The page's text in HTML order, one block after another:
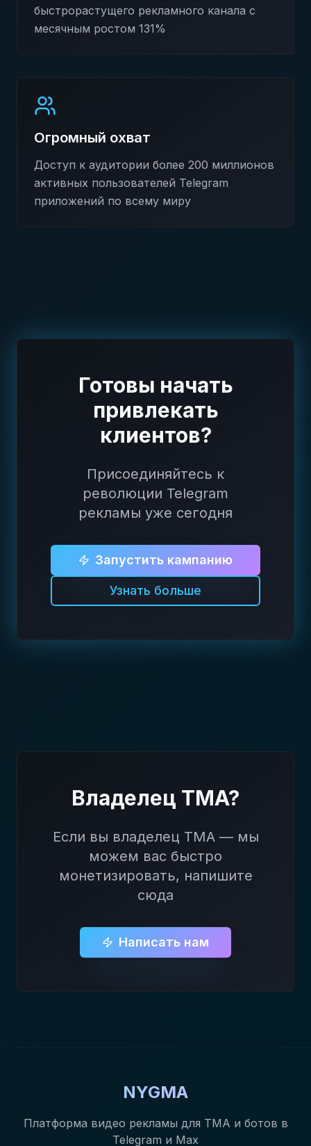
быстрорастущего рекламного канала с
месячным ростом 131%
Огромный охват
Доступ к аудитории более 200 миллионов
активных пользователей Telegram
приложений по всему миру
Готовы начать
привлекать
клиентов?
Присоединяйтесь к
революции Telegram
рекламы уже сегодня
Запустить кампанию
Узнать больше
Владелец TMA?
Если вы владелец ТМА — мы
можем вас быстро
монетизировать, напишите
сюда
Написать нам
NYGMA
Платформа видео рекламы для TMA и ботов в
Telegram и Max